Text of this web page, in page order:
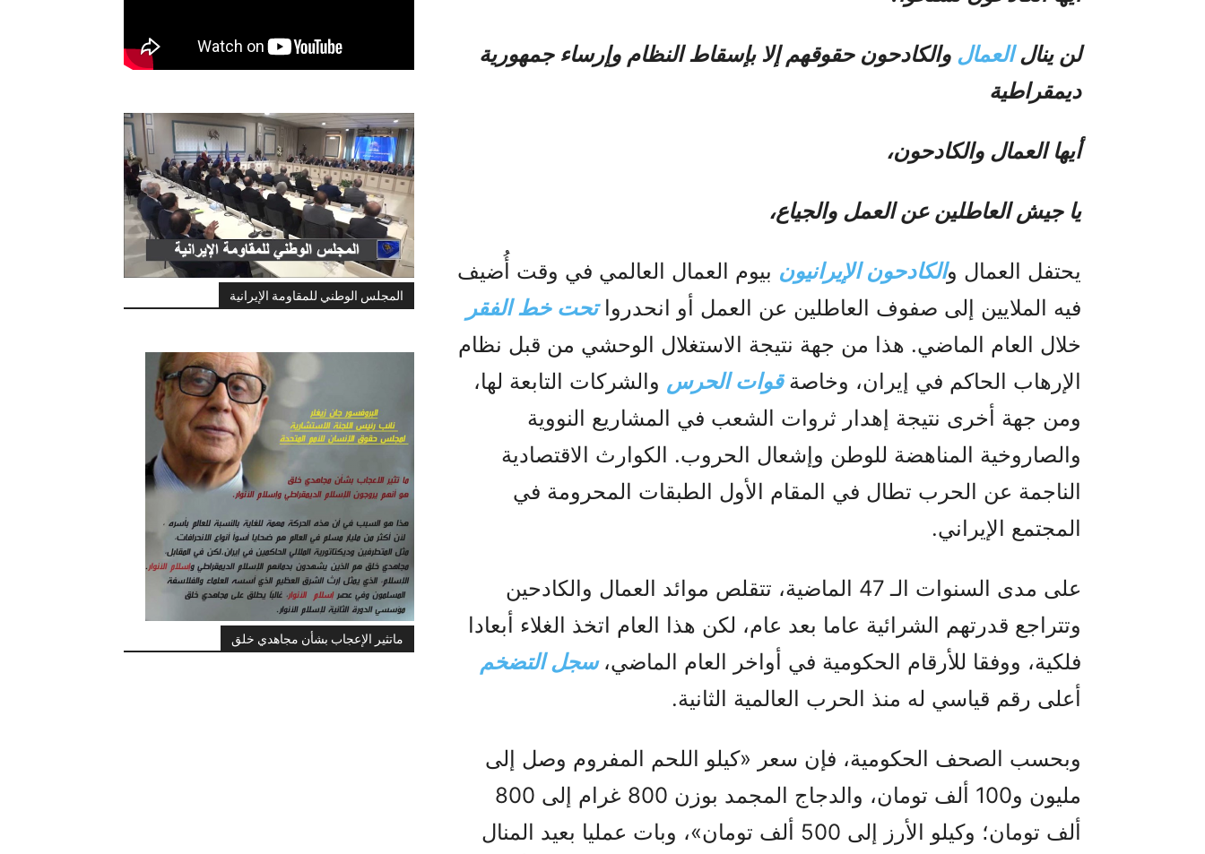
المجلس الوطني للمقاومة الإيرانية
ماتثير الإعجاب بشأن مجاهدي خلق
لن ينالالعمال والكادحون حقوقهم إلا بإسقاط النظام وإرساء جمهورية
ديمقراطية
أيها العمال والكادحون،
يا جيش العاطلين عن العمل والجياع،
يحتفل العمال والكادحون الإيرانيون بيوم العمال العالمي في وقت أُضيف
فيه الملايين إلى صفوف العاطلين عن العمل أو انحدرواتحت خط الفقر
خلال العام الماضي. هذا من جهة نتيجة الاستغلال الوحشي من قبل نظام
الإرهاب الحاكم في إيران، وخاصةقوات الحرس والشركات التابعة لها،
ومن جهة أخرى نتيجة إهدار ثروات الشعب في المشاريع النووية
والصاروخية المناهضة للوطن وإشعال الحروب. الكوارث الاقتصادية
الناجمة عن الحرب تطال في المقام الأول الطبقات المحرومة في
المجتمع الإيراني.
على مدى السنوات الـ 47 الماضية، تتقلص موائد العمال والكادحين
وتتراجع قدرتهم الشرائية عاما بعد عام، لكن هذا العام اتخذ الغلاء أبعادا
فلكية، ووفقا للأرقام الحكومية في أواخر العام الماضي، سجل التضخم
أعلى رقم قياسي له منذ الحرب العالمية الثانية.
وبحسب الصحف الحكومية، فإن سعر «كيلو اللحم المفروم وصل إلى
مليون و100 ألف تومان، والدجاج المجمد بوزن 800 غرام إلى 800
ألف تومان؛ وكيلو الأرز إلى 500 ألف تومان»، وبات عمليا بعيد المنال